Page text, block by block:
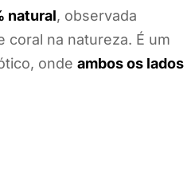
natural, observada
coral na natureza. É um
onde ambos os lados